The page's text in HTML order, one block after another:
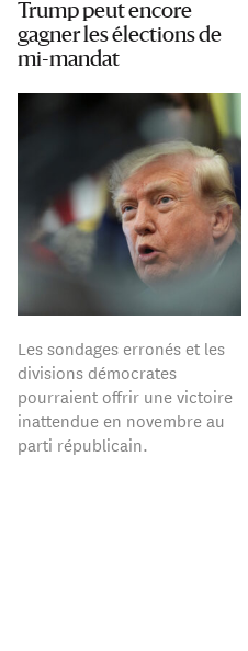
Trump peut encore
gagner les élections de
mi-mandat
Les sondages erronés et les
divisions démocrates
pourraient offrir une victoire
inattendue en novembre au
parti républicain.